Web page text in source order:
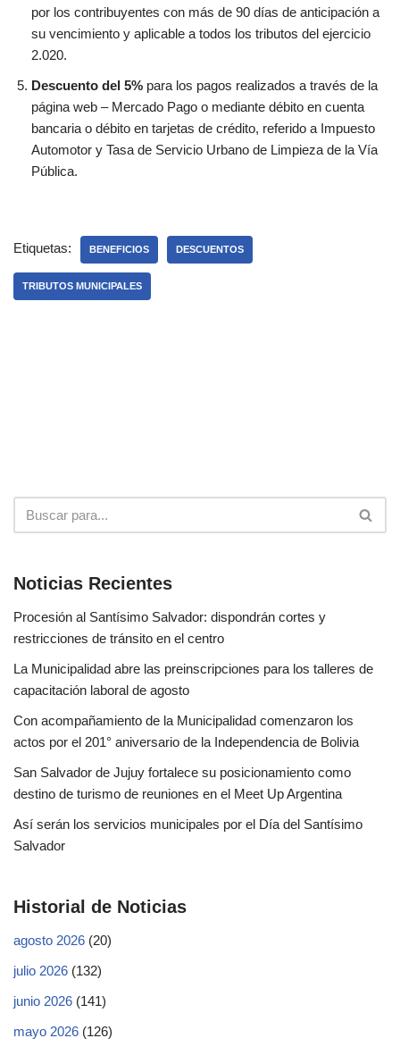
por los contribuyentes con más de 90 días de anticipación a
su vencimiento y aplicable a todos los tributos del ejercicio
2.020.
Descuento del 5% para los pagos realizados a través de la
página web – Mercado Pago o mediante débito en cuenta
bancaria o débito en tarjetas de crédito, referido a Impuesto
Automotor y Tasa de Servicio Urbano de Limpieza de la Vía
Pública.
Etiquetas: BENEFICIOS DESCUENTOS
TRIBUTOS MUNICIPALES
Noticias Recientes
Procesión al Santísimo Salvador: dispondrán cortes y
restricciones de tránsito en el centro
La Municipalidad abre las preinscripciones para los talleres de
capacitación laboral de agosto
Con acompañamiento de la Municipalidad comenzaron los
actos por el 201° aniversario de la Independencia de Bolivia
San Salvador de Jujuy fortalece su posicionamiento como
destino de turismo de reuniones en el Meet Up Argentina
Así serán los servicios municipales por el Día del Santísimo
Salvador
Historial de Noticias
agosto 2026 (20)
julio 2026 (132)
junio 2026 (141)
mayo 2026 (126)